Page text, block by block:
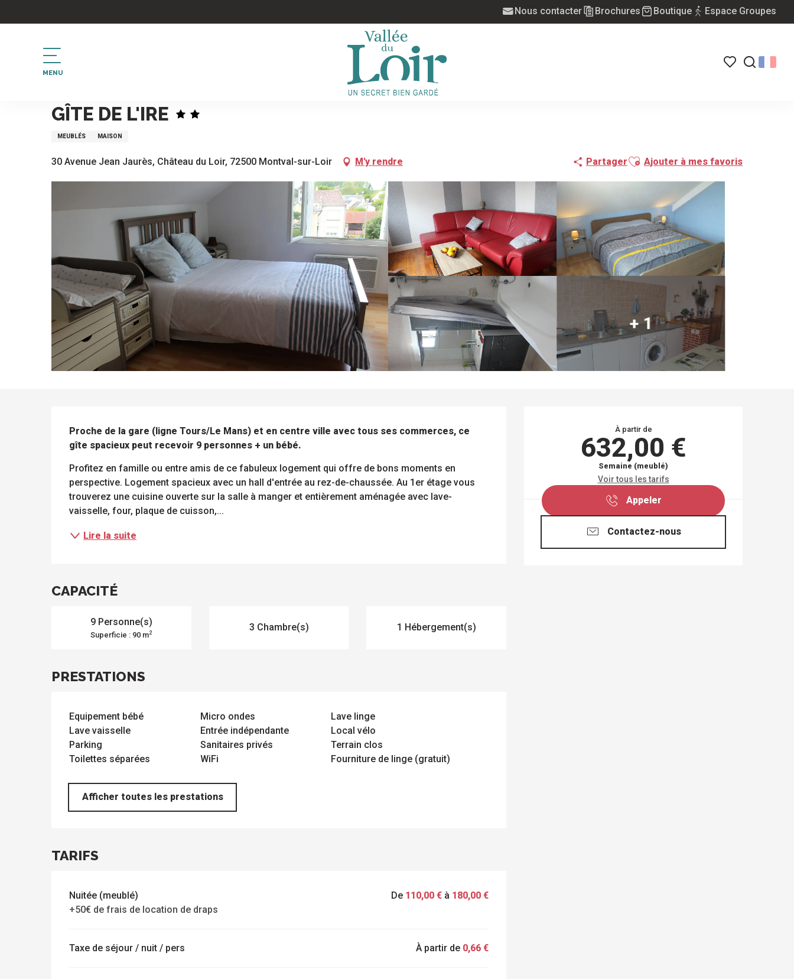
au
Nous contacter Brochures Boutique Espace Groupes
MENU
Toutes
les
Accueil
GÎTE DE L'IRE
MEUBLÉS MAISON
30 Avenue Jean Jaurès, Château du Loir, 72500 Montval-sur-Loir M'y rendre PartagerAjouter aux favoris
Ajouter à mes favoris
+ 1
OUVERTURE ET
À partir de
632,00 €
Semaine (meublé)
Voir tous les tarifs
Appeler
Contactez-nous
DESCRIPTION
Proche de la gare (ligne Tours/Le Mans) et en centre ville avec tous ses commerces, ce
gîte spacieux peut recevoir 9 personnes + un bébé.
Profitez en famille ou entre amis de ce fabuleux logement qui offre de bons moments en
perspective. Logement spacieux avec un hall d'entrée au rez-de-chaussée. Au 1er étage vous
trouverez une cuisine ouverte sur la salle à manger et entièrement aménagée avec lave-
vaisselle, four, plaque de cuisson,...
Lire la suite
CAPACITÉ
9 Personne(s)
Superficie : 90 m2 3 Chambre(s) 1 Hébergement(s)
PRESTATIONS
Equipement bébé Micro ondes
Lave linge
Lave vaisselle
Entrée indépendante
Local vélo
Parking
Sanitaires privés
Terrain clos
Toilettes séparées
WiFi Fourniture de linge (gratuit)
Afficher toutes les prestations
TARIFS
Nuitée (meublé)
+50€ de frais de location de draps
De 110,00 € à 180,00 €
Taxe de séjour / nuit / pers À partir de 0,66 €